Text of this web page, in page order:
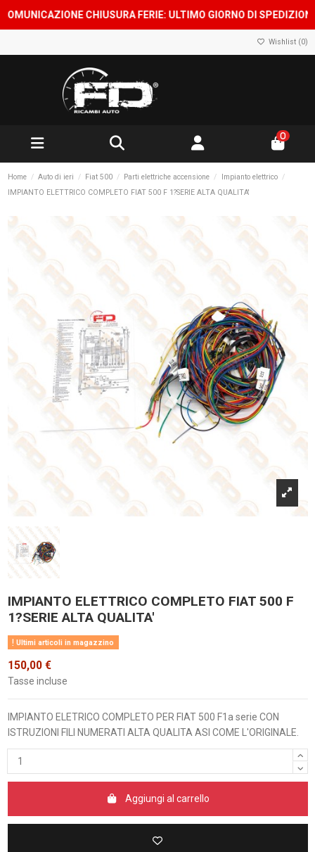
CHIUSURA FERIE: ULTIMO GIORNO DI SPEDIZIONE
Wishlist (0)
0
Home Auto di ieri Fiat 500 Parti elettriche accensione
Impianto elettrico
IMPIANTO ELETTRICO COMPLETO FIAT 500 F 1?SERIE ALTA QUALITA'
IMPIANTO ELETTRICO COMPLETO FIAT 500 F
1?SERIE ALTA QUALITA'
Ultimi articoli in magazzino
150,00 €
Tasse incluse
IMPIANTO ELETRICO COMPLETO PER FIAT 500 F1a serie CON
ISTRUZIONI FILI NUMERATI ALTA QUALITA ASI COME L'ORIGINALE.
Aggiungi al carrello